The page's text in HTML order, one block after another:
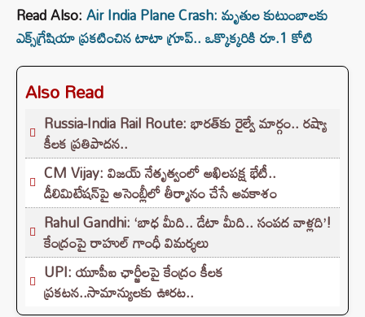
Read Also:Air India Plane Crash: మృతుల కుటుంబాలకు
ఎక్స్‌గ్రేషియా ప్రకటించిన టాటా గ్రూప్‌.. ఒక్కొక్కరికి రూ.1 కోటి
Also Read
Russia-India Rail Route: భారత్‌కు రైల్వే మార్గం.. రష్యా
కీలక ప్రతిపాదన..
CM Vijay: విజయ్ నేతృత్వంలో అఖిలపక్ష భేటీ..
డీలిమిటేషన్‌పై అసెంబ్లీలో తీర్మానం చేసే అవకాశం
Rahul Gandhi: ‘బాధ మీది.. డేటా మీది.. సంపద వాళ్లది’!
కేంద్రంపై రాహుల్ గాంధీ విమర్శలు
UPI: యూపీఐ ఛార్జీలపై కేంద్రం కీలక
ప్రకటన..సామాన్యులకు ఊరట..